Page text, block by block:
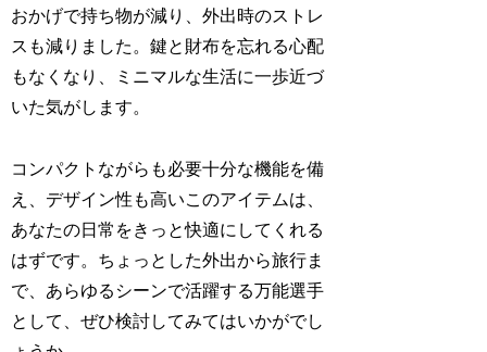
おかげで持ち物が減り、外出時のストレ
スも減りました。鍵と財布を忘れる心配
もなくなり、ミニマルな生活に一歩近づ
いた気がします。
コンパクトながらも必要十分な機能を備
え、デザイン性も高いこのアイテムは、
あなたの日常をきっと快適にしてくれる
はずです。ちょっとした外出から旅行ま
で、あらゆるシーンで活躍する万能選手
として、ぜひ検討してみてはいかがでし